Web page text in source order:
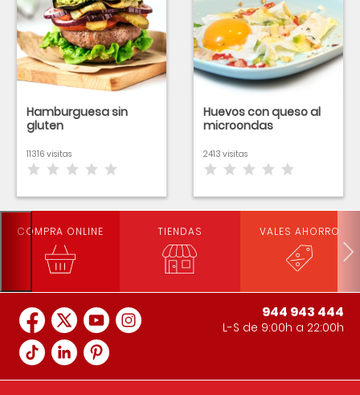
Hamburguesa sin
gluten
11316 visitas
Huevos con queso al
microondas
2413 visitas
COMPRA ONLINE TIENDAS VALES AHORRO
944 943 444
L-S de 9:00h a 22:00h